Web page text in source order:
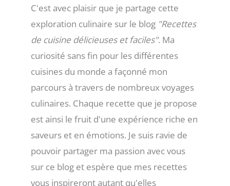
C'est avec plaisir que je partage cette
exploration culinaire sur le blog "Recettes
de cuisine délicieuses et faciles". Ma
curiosité sans fin pour les différentes
cuisines du monde a façonné mon
parcours à travers de nombreux voyages
culinaires. Chaque recette que je propose
est ainsi le fruit d'une expérience riche en
saveurs et en émotions. Je suis ravie de
pouvoir partager ma passion avec vous
sur ce blog et espère que mes recettes
vous inspireront autant qu'elles